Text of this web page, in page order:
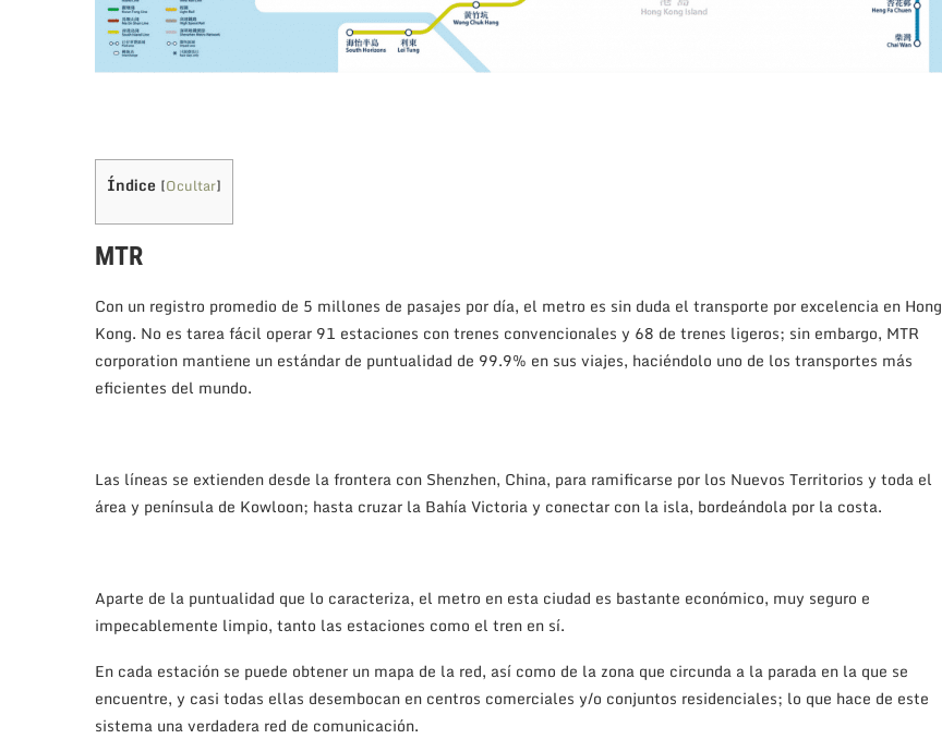
Índice [Ocultar]
MTR
Con un registro promedio de 5 millones de pasajes por día, el metro es sin duda el transporte por excelencia en Hong
Kong. No es tarea fácil operar 91 estaciones con trenes convencionales y 68 de trenes ligeros; sin embargo, MTR
corporation mantiene un estándar de puntualidad de 99.9% en sus viajes, haciéndolo uno de los transportes más
eficientes del mundo.
Las líneas se extienden desde la frontera con Shenzhen, China, para ramificarse por los Nuevos Territorios y toda el
área y península de Kowloon; hasta cruzar la Bahía Victoria y conectar con la isla, bordeándola por la costa.
Aparte de la puntualidad que lo caracteriza, el metro en esta ciudad es bastante económico, muy seguro e
impecablemente limpio, tanto las estaciones como el tren en sí.
En cada estación se puede obtener un mapa de la red, así como de la zona que circunda a la parada en la que se
encuentre, y casi todas ellas desembocan en centros comerciales y/o conjuntos residenciales; lo que hace de este
sistema una verdadera red de comunicación.